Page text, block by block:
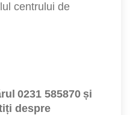
centrului de
0231 585870 și
despre